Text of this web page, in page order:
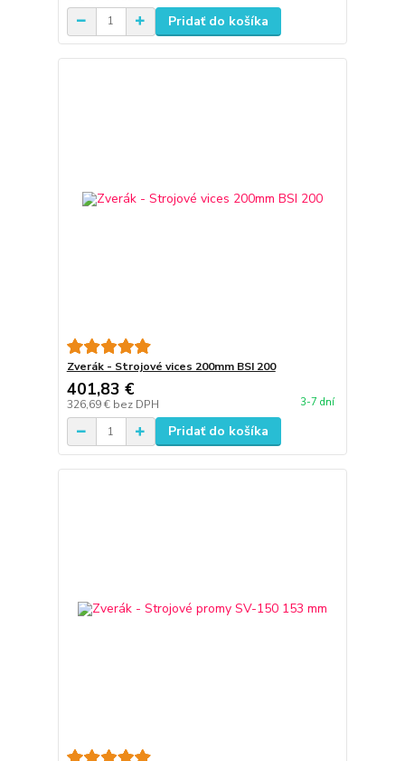
Pridať do košíka
Zverák - Strojové vices 200mm BSI 200
401,83 €
326,69 € bez DPH 3-7 dní
Pridať do košíka